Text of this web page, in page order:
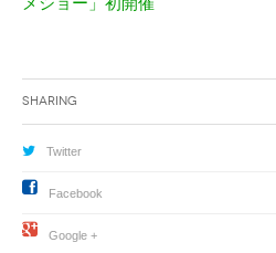
Sharing
Twitter
Facebook
Google +